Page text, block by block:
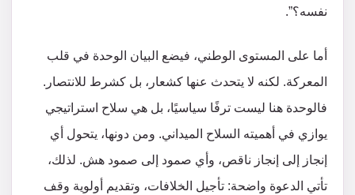
نفسه؟”.
أما على المستوى الوطني، فيضع البيان الوحدة في قلب
المعركة. لكنه لا يتحدث عنها كشعار، بل كشرط للانتصار.
فالوحدة هنا ليست ترفًا سياسيًا، بل هي سلاح استراتيجي
يوازي في أهميته السلاح الميداني. ومن دونها، يتحول أي
إنجاز إلى إنجاز ناقص، وأي صمود إلى صمود هش. لذلك،
تأتي الدعوة واضحة: تأجيل الخلافات، وتقديم أولوية وقف